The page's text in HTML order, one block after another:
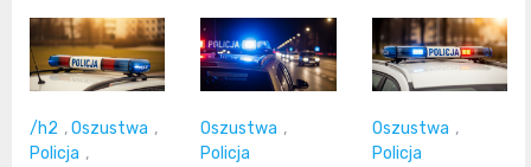
/h2 ,Oszustwa ,
Policja ,
Oszustwa ,
Policja
Oszustwa ,
Policja